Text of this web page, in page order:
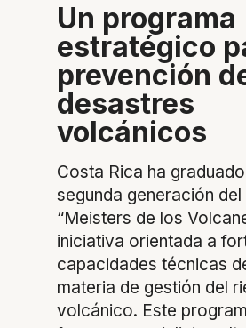
Un programa
estratégico
prevención
desastres
volcánicos
Costa Rica ha
segunda generación
“Meisters de los
iniciativa orientada a
capacidades técnicas
materia de gestión del
volcánico. Este